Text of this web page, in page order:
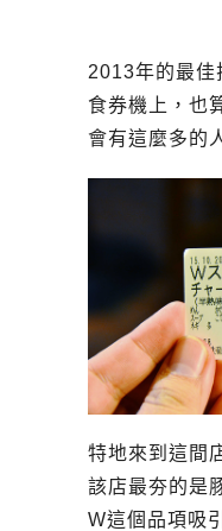
2013年的最佳
食券機上，也
會有這麼多的
特地來到這間
該店最夯的是
W這個品項吸